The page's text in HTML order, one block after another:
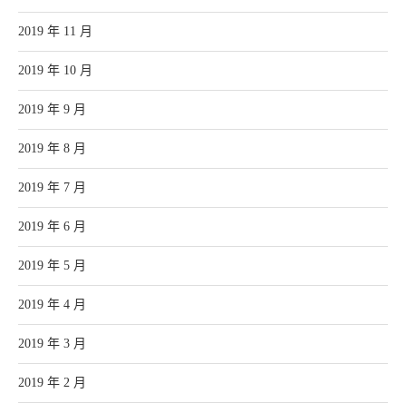
2019 年 11 月
2019 年 10 月
2019 年 9 月
2019 年 8 月
2019 年 7 月
2019 年 6 月
2019 年 5 月
2019 年 4 月
2019 年 3 月
2019 年 2 月